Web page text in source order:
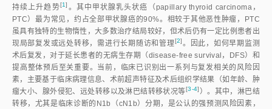
持续上升趋 势[1] 。其中甲状腺乳头状癌（papillary thyroid carcinoma，
PTC）最为常见，约占全部甲状腺癌的90%。相较于其他恶性肿瘤，PTC
虽具有独特的生物惰性，大多数治疗结局较好，但术后仍有一定比例患者出
现局部复发或远处转移，需进行长期随访和管理[2]。因此，如何早期监测
术后复发，对于延长患者的无病生存期（disease-free survival，DFS）和
提高整体预后至关重要。当前，临床已识别出一系列与复发相关的风险因
素，主要基于临床病理信息、术前超声特征及术后组织学结果（如年龄、肿
瘤大小、腺外侵犯、远处转移以及淋巴结转移状况等[3-4] ）。其中，淋巴结
转移，尤其是临床诊断的N1b（cN1b）分期，是公认的强预测风险因素，